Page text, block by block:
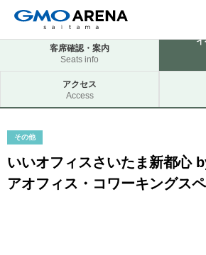
客席確認・案内
Seats info
アクセス
Access
その他
いいオフィスさいたま新都心
アオフィス・コワーキングスペ